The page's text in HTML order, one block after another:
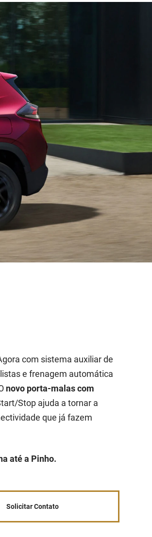
com sistema auxiliar de
e frenagem automática
novo porta-malas com
Stop ajuda a tornar a
que já fazem
até a Pinho.
Solicitar Contato